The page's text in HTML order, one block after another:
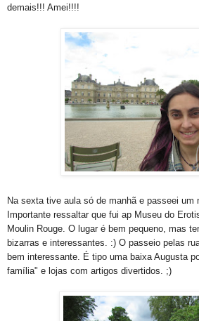
demais!!! Amei!!!!
Na sexta tive aula só de manhã e passeei um
Importante ressaltar que fui ap Museu do
Moulin Rouge. O lugar é bem pequeno, mas
bizarras e interessantes. :) O passeio pelas
bem interessante. É tipo uma baixa Augusta
família" e lojas com artigos divertidos. ;)